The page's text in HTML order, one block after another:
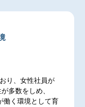
り、女性社員が
多数をしめ、
働く環境として育